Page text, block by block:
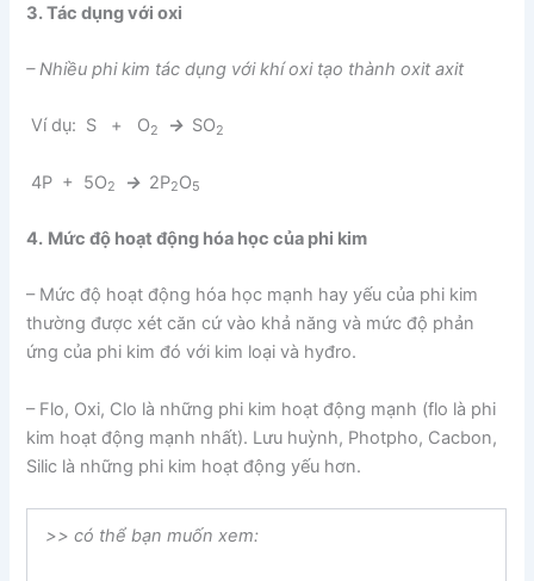
3. Tác dụng với oxi
– Nhiều phi kim tác dụng với khí oxi tạo thành oxit axit
Ví dụ: S + O2 → SO2
4P + 5O2 → 2P2O5
4. Mức độ hoạt động hóa học của phi kim
– Mức độ hoạt động hóa học mạnh hay yếu của phi kim
thường được xét căn cứ vào khả năng và mức độ phản
ứng của phi kim đó với kim loại và hyđro.
– Flo, Oxi, Clo là những phi kim hoạt động mạnh (flo là phi
kim hoạt động mạnh nhất). Lưu huỳnh, Photpho, Cacbon,
Silic là những phi kim hoạt động yếu hơn.
>> có thể bạn muốn xem: